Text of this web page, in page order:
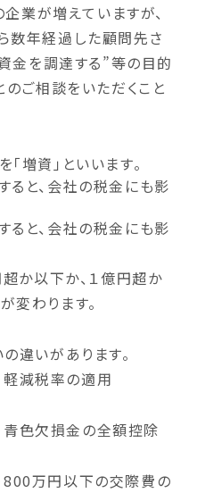
業が増えていますが、
数年経過した顧問先さ
金を調達する”等の目的
のご相談をいただくこと
増資」といいます。
ると、会社の税金にも影
ると、会社の税金にも影
か以下か、１億円超か
変わります。
違いがあります。
軽減税率の適用
青色欠損金の全額控除
800万円以下の交際費の